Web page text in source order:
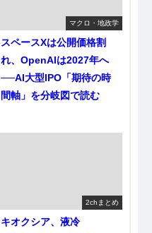
マクロ・地政学
スペースXは公開価格割
れ、OpenAIは2027年へ
──AI大型IPO「期待の時
間軸」を分岐図で読む
2chまとめ
キオクシア、液冷